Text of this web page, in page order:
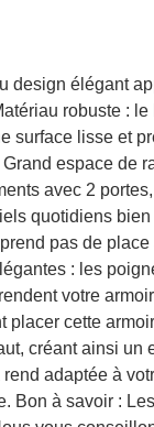
design élégant
robuste :
surface lisse et
espace de
avec 2
quotidiens
pas de
: les
votre
placer cette
créant ainsi
adaptée à
Bon à savoir :